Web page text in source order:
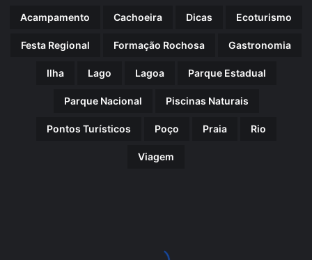
Acampamento Cachoeira Dicas Ecoturismo
Festa Regional Formação Rochosa Gastronomia
Ilha Lago Lagoa Parque Estadual
Parque Nacional Piscinas Naturais
Pontos Turísticos Poço Praia Rio
Viagem